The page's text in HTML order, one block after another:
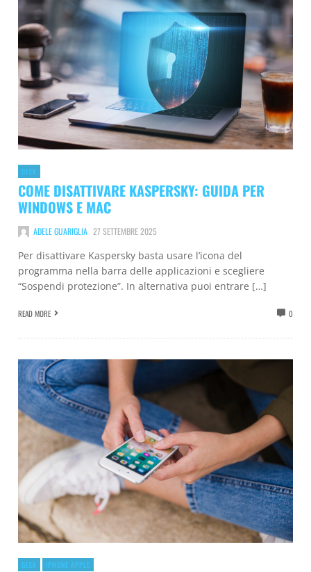
GEEK
COME DISATTIVARE KASPERSKY: GUIDA PER
WINDOWS E MAC
ADELE GUARIGLIA 27 SETTEMBRE 2025
Per disattivare Kaspersky basta usare l’icona del
programma nella barra delle applicazioni e scegliere
“Sospendi protezione”. In alternativa puoi entrare […]
READ MORE 0
GEEK IPHONE APPLE